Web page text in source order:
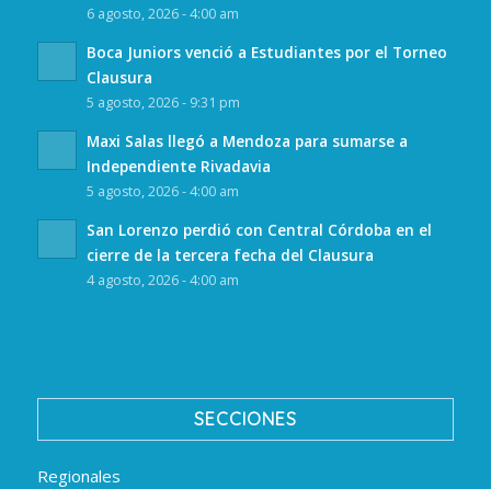
6 agosto, 2026 - 4:00 am
Boca Juniors venció a Estudiantes por el Torneo
Clausura
5 agosto, 2026 - 9:31 pm
Maxi Salas llegó a Mendoza para sumarse a
Independiente Rivadavia
5 agosto, 2026 - 4:00 am
San Lorenzo perdió con Central Córdoba en el
cierre de la tercera fecha del Clausura
4 agosto, 2026 - 4:00 am
SECCIONES
Regionales